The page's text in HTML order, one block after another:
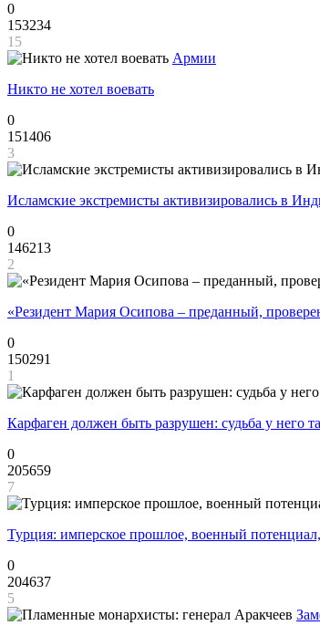
0
153234
15
Армии
Никто не хотел воевать
0
151406
3
Исламские экстремисты активизировались в
0
146213
2
«Резидент Мария Осипова – преданный,
0
150291
1
Карфаген должен быть разрушен: судьба у него
0
205659
7
Турция: имперское прошлое, военный
0
204637
5